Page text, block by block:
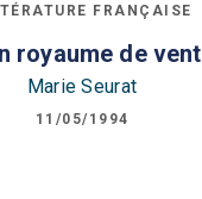
FRANÇAISE
royaume de vent
Marie Seurat
11/05/1994